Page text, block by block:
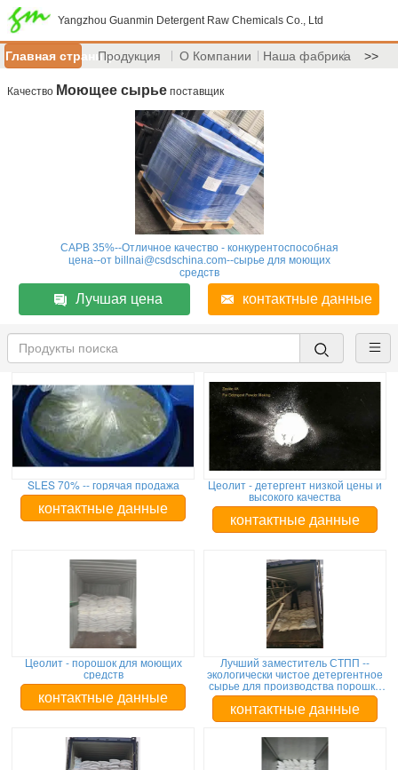
Yangzhou Guanmin Detergent Raw Chemicals Co., Ltd
Главная страницаПродукция О Компании Наша фабрика >>
Качество Моющее сырье поставщик
CAPB 35%--Отличное качество - конкурентоспособная
цена--от billnai@csdschina.com--сырье для моющих
средств
Лучшая цена контактные данные
SLES 70% -- горячая продажа
контактные данные
Цеолит - детергент низкой цены и
высокого качества
контактные данные
Цеолит - порошок для моющих
средств
контактные данные
Лучший заместитель СТПП --
экологически чистое детергентное
сырье для производства порошка
для моющих средств
контактные данные